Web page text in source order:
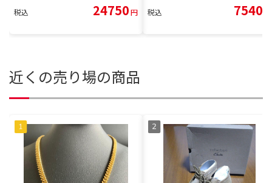
税込 24750円 税込 7540
近くの売り場の商品